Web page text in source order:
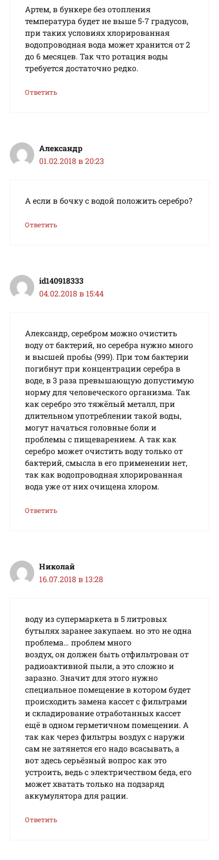
Артем, в бункере без отопления
температура будет не выше 5-7 градусов,
при таких условиях хлорированная
водопроводная вода может хранится от 2
до 6 месяцев. Так что ротация воды
требуется достаточно редко.
Ответить
Александр
01.02.2018 в 20:23
А если в бочку с водой положить серебро?
Ответить
id140918333
04.02.2018 в 15:44
Александр, серебром можно очистить
воду от бактерий, но серебра нужно много
и высшей пробы (999). При том бактерии
погибнут при концентрации серебра в
воде, в 3 раза превышающую допустимую
норму для человеческого организма. Так
как серебро это тяжёлый металл, при
длительном употреблении такой воды,
могут начаться головные боли и
проблемы с пищеварением. А так как
серебро может очистить воду только от
бактерий, смысла в его применении нет,
так как водопроводная хлорированная
вода уже от них очищена хлором.
Ответить
Николай
16.07.2018 в 13:28
воду из супермаркета в 5 литровых
бутылях заранее закупаем. но это не одна
проблема… проблем много
воздух, он должен быть отфильтрован от
радиоактивной пыли, а это сложно и
заразно. Значит для этого нужно
специальное помещение в котором будет
происходить замена кассет с фильтрами
и складирование отработанных кассет
ещё в одном герметичном помещении. А
так как через фильтры воздух с наружи
сам не затянется его надо всасывать, а
вот здесь серьёзный вопрос как это
устроить, ведь с электричеством беда, его
может хватать только на подзаряд
аккумулятора для рации.
Ответить